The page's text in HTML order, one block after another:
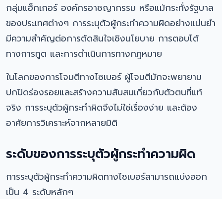
กลุ่มแฮ็กเกอร์ องค์กรอาชญากรรม หรือแม้กระทั่งรัฐบาล
ของประเทศต่างๆ การระบุตัวผู้กระทำความผิดอย่างแม่นยำ
มีความสำคัญต่อการตัดสินใจเชิงนโยบาย การตอบโต้
ทางการทูต และการดำเนินการทางกฎหมาย
ในโลกของการโจมตีทางไซเบอร์ ผู้โจมตีมักจะพยายาม
ปกปิดร่องรอยและสร้างความสับสนเกี่ยวกับตัวตนที่แท้
จริง การระบุตัวผู้กระทำผิดจึงไม่ใช่เรื่องง่าย และต้อง
อาศัยการวิเคราะห์จากหลายมิติ
ระดับของการระบุตัวผู้กระทำความผิด
การระบุตัวผู้กระทำความผิดทางไซเบอร์สามารถแบ่งออก
เป็น 4 ระดับหลักๆ